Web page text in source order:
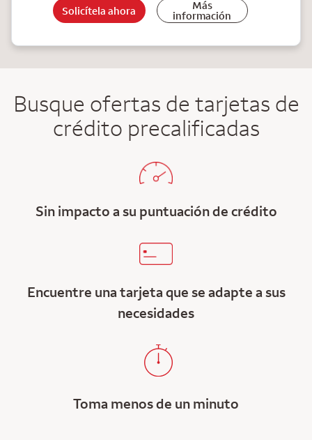
Solicítela ahora Más
información
Busque ofertas de tarjetas de
crédito precalificadas
Sin impacto a su puntuación de crédito
Encuentre una tarjeta que se adapte a sus
necesidades
Toma menos de un minuto